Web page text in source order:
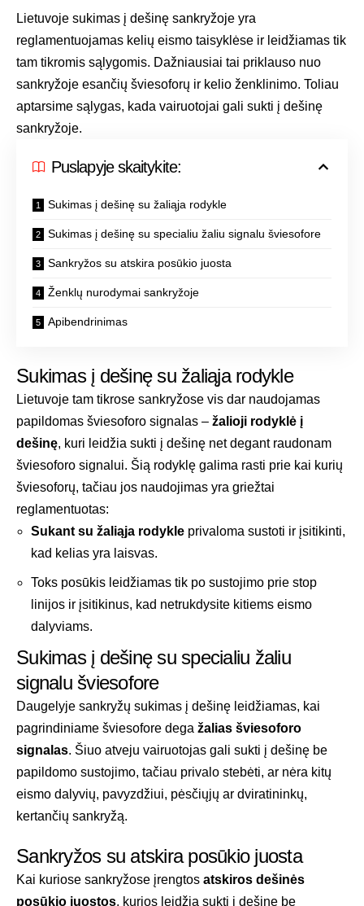
Lietuvoje sukimas į dešinę sankryžoje yra
reglamentuojamas kelių eismo taisyklėse ir leidžiamas tik
tam tikromis sąlygomis. Dažniausiai tai priklauso nuo
sankryžoje esančių šviesoforų ir kelio ženklinimo. Toliau
aptarsime sąlygas, kada vairuotojai gali sukti į dešinę
sankryžoje.
Puslapyje skaitykite:
Sukimas į dešinę su žaliąja rodykle
Sukimas į dešinę su specialiu žaliu signalu šviesofore
Sankryžos su atskira posūkio juosta
Ženklų nurodymai sankryžoje
Apibendrinimas
Sukimas į dešinę su žaliąja rodykle
Lietuvoje tam tikrose sankryžose vis dar naudojamas
papildomas šviesoforo signalas – žalioji rodyklė į
dešinę, kuri leidžia sukti į dešinę net degant raudonam
šviesoforo signalui. Šią rodyklę galima rasti prie kai kurių
šviesoforų, tačiau jos naudojimas yra griežtai
reglamentuotas:
Sukant su žaliąja rodykle privaloma sustoti ir įsitikinti,
kad kelias yra laisvas.
Toks posūkis leidžiamas tik po sustojimo prie stop
linijos ir įsitikinus, kad netrukdysite kitiems eismo
dalyviams.
Sukimas į dešinę su specialiu žaliu
signalu šviesofore
Daugelyje sankryžų sukimas į dešinę leidžiamas, kai
pagrindiniame šviesofore dega žalias šviesoforo
signalas. Šiuo atveju vairuotojas gali sukti į dešinę be
papildomo sustojimo, tačiau privalo stebėti, ar nėra kitų
eismo dalyvių, pavyzdžiui, pėsčiųjų ar dviratininkų,
kertančių sankryžą.
Sankryžos su atskira posūkio juosta
Kai kuriose sankryžose įrengtos atskiros dešinės
posūkio juostos, kurios leidžia sukti į dešinę be